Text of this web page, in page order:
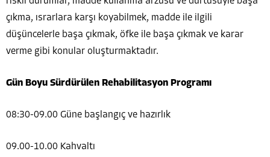
çıkma, ısrarlara karşı koyabilmek, madde ile ilgili
düşüncelerle başa çıkmak, öfke ile başa çıkmak ve karar
verme gibi konular oluşturmaktadır.
Gün Boyu Sürdürülen Rehabilitasyon Programı
08:30-09.00 Güne başlangıç ve hazırlık
09.00-10.00 Kahvaltı